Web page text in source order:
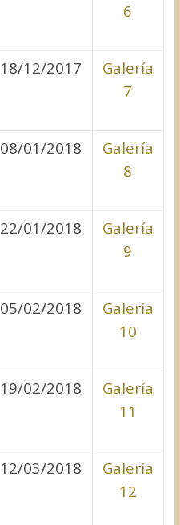
6
18/12/2017
Galería
7
08/01/2018
Galería
8
22/01/2018
Galería
9
05/02/2018
Galería
10
19/02/2018
Galería
11
12/03/2018
Galería
12